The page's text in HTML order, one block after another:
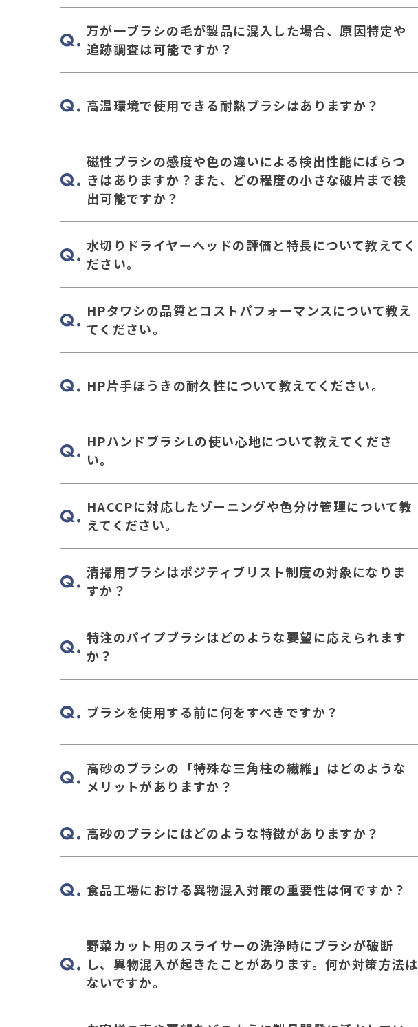
万が一ブラシの毛が製品に混入した場合、原因特定や
追跡調査は可能ですか？
高温環境で使用できる耐熱ブラシはありますか？
磁性ブラシの感度や色の違いによる検出性能にばらつ
きはありますか？また、どの程度の小さな破片まで検
出可能ですか？
水切りドライヤーヘッドの評価と特長について教えてく
ださい。
HPタワシの品質とコストパフォーマンスについて教え
てください。
HP片手ほうきの耐久性について教えてください。
HPハンドブラシLの使い心地について教えてくださ
い。
HACCPに対応したゾーニングや色分け管理について教
えてください。
清掃用ブラシはポジティブリスト制度の対象になりま
すか？
特注のパイプブラシはどのような要望に応えられます
か？
ブラシを使用する前に何をすべきですか？
高砂のブラシの「特殊な三角柱の繊維」はどのような
メリットがありますか？
高砂のブラシにはどのような特徴がありますか？
食品工場における異物混入対策の重要性は何ですか？
野菜カット用のスライサーの洗浄時にブラシが破断
し、異物混入が起きたことがあります。何か対策方法は
ないですか。